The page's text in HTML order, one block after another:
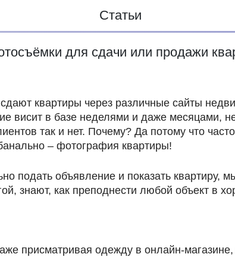
Статьи
для сдачи или продажи
квартиры через различные сайты
висит в базе неделями и даже месяцами,
так и нет. Почему? Да потому что
– фотография квартиры!
подать объявление и показать
знают, как преподнести любой объект в
присматривая одежду в онлайн-